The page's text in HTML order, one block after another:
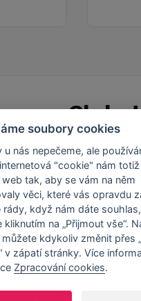
Clubu!
Náš příběh
Náš tým
Caresse v
médiích
Naši partneři a
soubory cookies
u nás nepečeme, ale
"cookie" nám
tak, aby se vám na něm
věci, které vás opravdu
rády, když nám dáte
kliknutím na „Přijmout vše“.
kdykoliv změnit přes
v zápatí stránky. Více
Zpracování cookies.